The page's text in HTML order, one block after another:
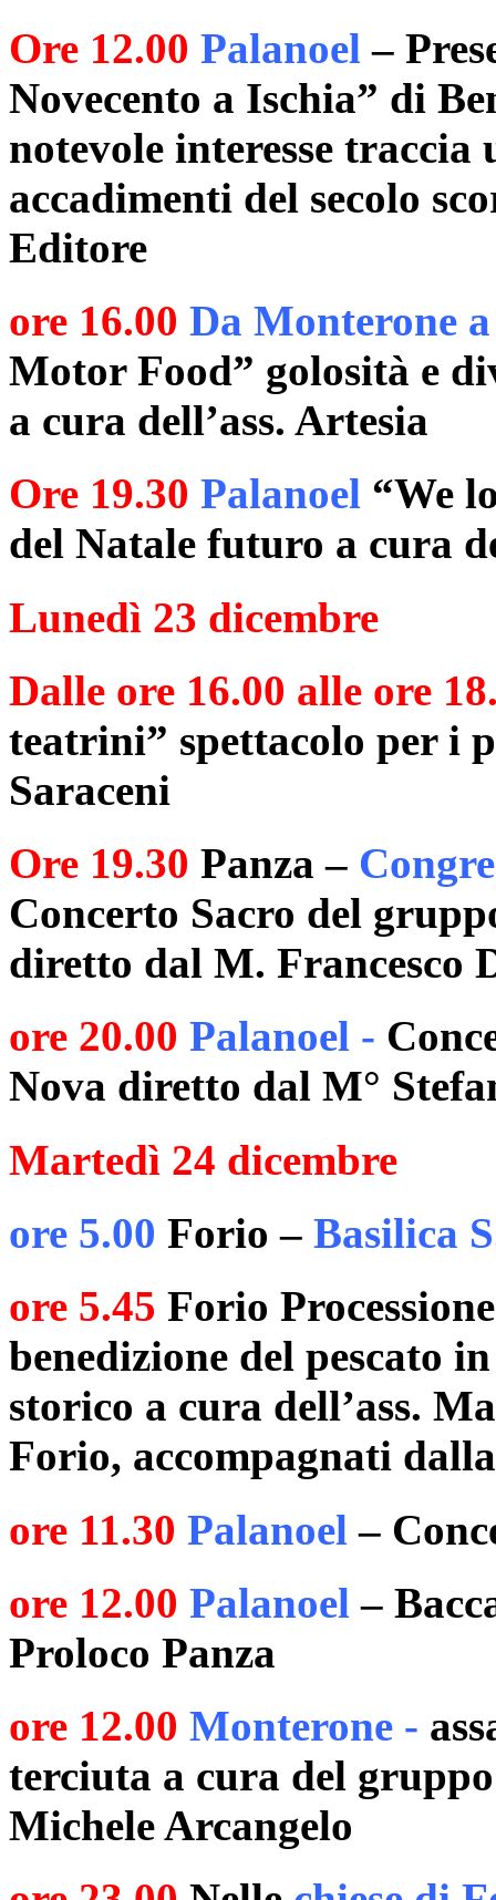
Ore 12.00 Palanoel –
Novecento a Ischia” di
notevole interesse
accadimenti del secolo
Editore
ore 16.00 Da Monterone
Motor Food” golosità e
a cura dell’ass. Artesia
Ore 19.30 Palanoel “We
del Natale futuro a cura
Lunedì 23 dicembre
Dalle ore 16.00 alle ore
teatrini” spettacolo per i
Saraceni
Ore 19.30 Panza –
Concerto Sacro del
diretto dal M. Francesco
ore 20.00 Palanoel -
Nova diretto dal M°
Martedì 24 dicembre
ore 5.00 Forio – Basilica
ore 5.45 Forio
benedizione del pescato
storico a cura dell’ass.
Forio, accompagnati
ore 11.30 Palanoel –
ore 12.00 Palanoel –
Proloco Panza
ore 12.00 Monterone -
terciuta a cura del
Michele Arcangelo